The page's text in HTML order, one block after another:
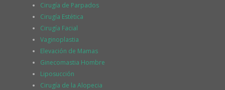
Cirugía de Parpados
Cirugía Estética
Cirugía Facial
Vaginoplastia
Elevación de Mamas
Ginecomastia Hombre
Liposucción
Cirugía de la Alopecia